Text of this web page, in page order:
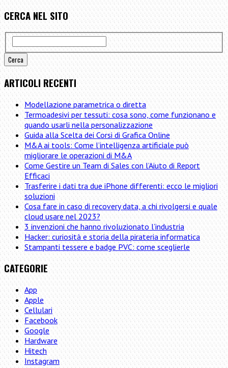
CERCA NEL SITO
ARTICOLI RECENTI
Modellazione parametrica o diretta
Termoadesivi per tessuti: cosa sono, come funzionano e
quando usarli nella personalizzazione
Guida alla Scelta dei Corsi di Grafica Online
M&A ai tools: Come l’intelligenza artificiale può
migliorare le operazioni di M&A
Come Gestire un Team di Sales con l’Aiuto di Report
Efficaci
Trasferire i dati tra due iPhone differenti: ecco le migliori
soluzioni
Cosa fare in caso di recovery data, a chi rivolgersi e quale
cloud usare nel 2023?
3 invenzioni che hanno rivoluzionato l’industria
Hacker: curiosità e storia della pirateria informatica
Stampanti tessere e badge PVC: come sceglierle
CATEGORIE
App
Apple
Cellulari
Facebook
Google
Hardware
Hitech
Instagram